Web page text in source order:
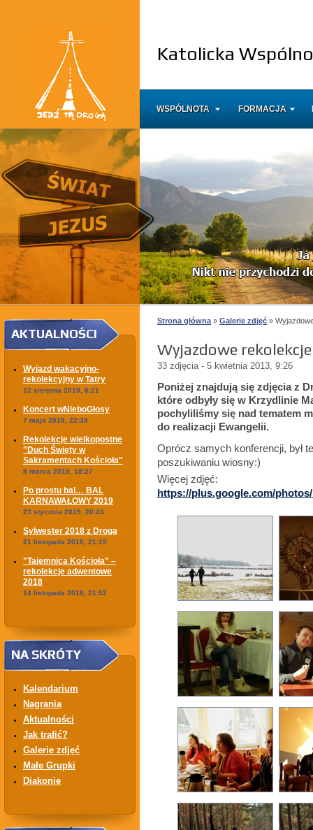
Katolicka
WSPÓLNOTA FORMACJA
AKTUALNOŚCI
Wyjazd wakacyjno-
rekolekcyjny w Tatry
12 sierpnia 2019, 8:21
Koncert wNieboGłosy
7 maja 2019, 22:39
Rekolekcje wielkopostne
"Duch Święty w
Sakramentach Kościoła"
8 marca 2019, 18:27
Po prostu bal… BAL
KARNAWAŁOWY 2019
23 stycznia 2019, 20:43
Sylwester 2018 z Drogą
21 listopada 2018, 21:19
"Tajemnica Kościoła" –
rekolekcje adwentowe
2018
14 listopada 2018, 21:52
NA SKRÓTY
Kalendarium
Nagrania
Aktualności
Jak trafić?
Galerie zdjęć
Małe Grupki
Diakonie
Strona główna » Galerie zdjęć »
Wyjazdowe
33 zdjęcia - 5 kwietnia 2013, 9:26
Poniżej znajdują się zdjęcia z
które odbyły się w Krzydlinie
pochyliliśmy się nad tematem
do realizacji Ewangelii.
Oprócz samych konferencji, był
poszukiwaniu wiosny:)
Więcej zdjęć:
https://plus.google.com/photos/